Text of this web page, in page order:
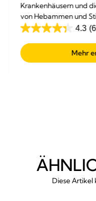
Krankenhäusern und
von Hebammen und
ganzen Welt.
4.3
4.3
von
5
Mehr
Diese Artikel